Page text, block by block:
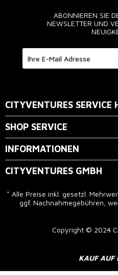
ABONNIEREN SIE
NEWSLETTER UND
CITYVENTURES SERVICE
SHOP SERVICE
INFORMATIONEN
CITYVENTURES GMBH
* Alle Preise inkl. gesetzl.
ggf. Nachnahmegebühren,
Copyright © 2024
KAUF AUF